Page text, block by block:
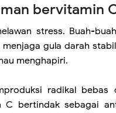
bervitamin
stress. Buah-
gula darah
menghapiri.
radikal bebas
C bertindak sebagai